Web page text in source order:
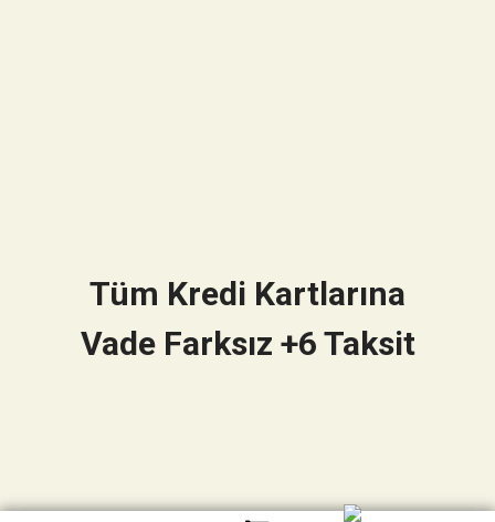
Tüm Kredi Kartlarına
Vade Farksız +6 Taksit